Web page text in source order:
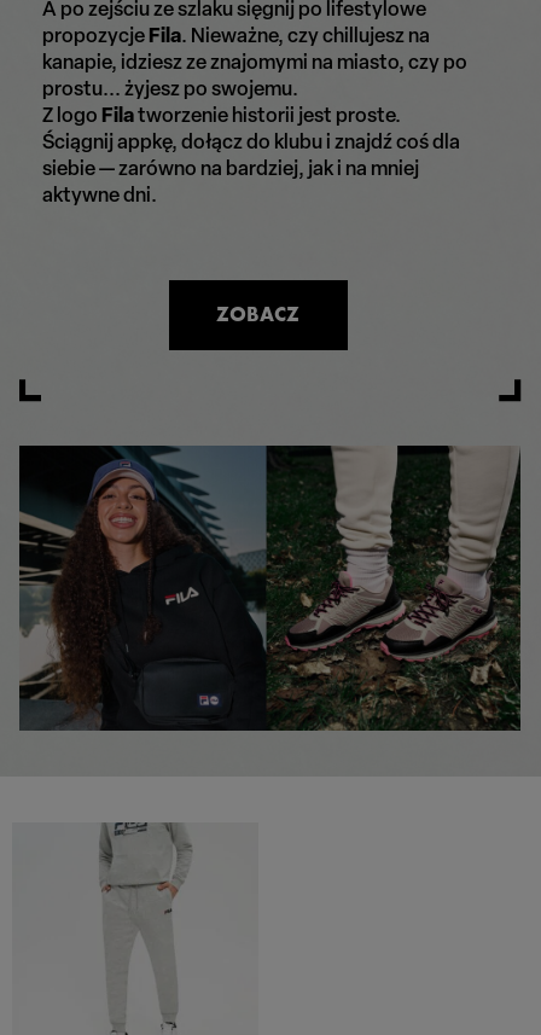
A po zejściu ze szlaku sięgnij po lifestylowe
propozycje Fila. Nieważne, czy chillujesz na
kanapie, idziesz ze znajomymi na miasto, czy po
prostu... żyjesz po swojemu.
Z logo Filatworzenie historii jest proste.
Ściągnij appkę, dołącz do klubu i znajdź coś dla
siebie — zarówno na bardziej, jak i na mniej
aktywne dni.
ZOBACZ